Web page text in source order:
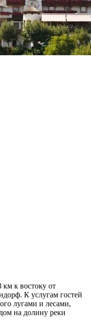
км к востоку от
К услугам гостей
лугами и лесами,
на долину реки